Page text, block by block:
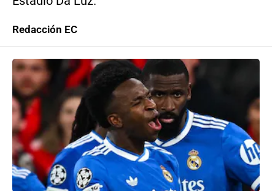
Redacción EC